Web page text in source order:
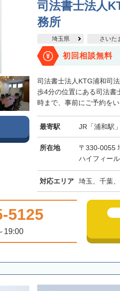
司法書士法人
務所
埼玉県 さいた
初回相談無料
司法書士法人KTG浦和司
歩4分の位置にある司法書
時まで、事前にご予約を
最寄駅 JR「浦和駅
所在地
〒330-0055
ハイフィー
対応エリア 埼玉、千葉
5125
19:00